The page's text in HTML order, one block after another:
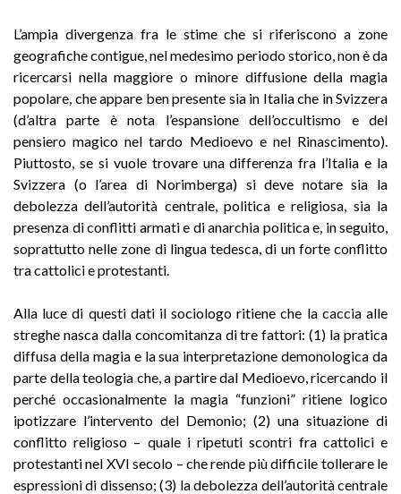
L’ampia divergenza fra le stime che si riferiscono a zone
geografiche contigue, nel medesimo periodo storico, non è da
ricercarsi nella maggiore o minore diffusione della magia
popolare, che appare ben presente sia in Italia che in Svizzera
(d’altra parte è nota l’espansione dell’occultismo e del
pensiero magico nel tardo Medioevo e nel Rinascimento).
Piuttosto, se si vuole trovare una differenza fra l’Italia e la
Svizzera (o l’area di Norimberga) si deve notare sia la
debolezza dell’autorità centrale, politica e religiosa, sia la
presenza di conflitti armati e di anarchia politica e, in seguito,
soprattutto nelle zone di lingua tedesca, di un forte conflitto
tra cattolici e protestanti.
Alla luce di questi dati il sociologo ritiene che la caccia alle
streghe nasca dalla concomitanza di tre fattori: (1) la pratica
diffusa della magia e la sua interpretazione demonologica da
parte della teologia che, a partire dal Medioevo, ricercando il
perché occasionalmente la magia “funzioni” ritiene logico
ipotizzare l’intervento del Demonio; (2) una situazione di
conflitto religioso – quale i ripetuti scontri fra cattolici e
protestanti nel XVI secolo – che rende più difficile tollerare le
espressioni di dissenso; (3) la debolezza dell’autorità centrale